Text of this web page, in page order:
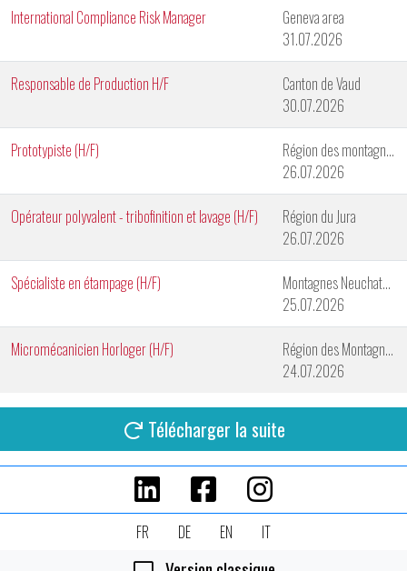
International Compliance Risk Manager
Geneva area
31.07.2026
Responsable de Production H/F
Canton de Vaud
30.07.2026
Prototypiste (H/F)
Région des montagnes neuchâteloises
26.07.2026
Opérateur polyvalent - tribofinition et lavage (H/F)
Région du Jura
26.07.2026
Spécialiste en étampage (H/F)
Montagnes Neuchateloises
25.07.2026
Micromécanicien Horloger (H/F)
Région des Montagnes Neuchâteloises
24.07.2026
Télécharger la suite
FR DE EN IT